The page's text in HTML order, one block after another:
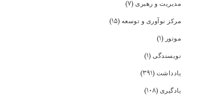
مدیریت و رهبری (۷)
مرکز نوآوری و توسعه (۱۵)
موتور (۱)
نویسندگی (۱)
یادداشت (۳۹۱)
یادگیری (۱۰۸)